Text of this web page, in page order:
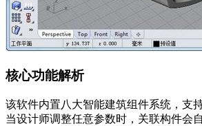
核心功能解析
该软件内置八大智能建筑组件系统，支
当设计师调整任意参数时，关联构件会